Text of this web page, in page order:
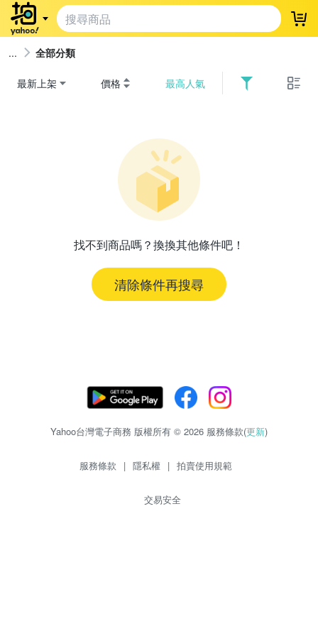
登
全部分類
最新上架 價格 最高人氣
找不到商品嗎？換換其他條件吧！
清除條件再搜尋
Yahoo台灣電子商務 版權所有 © 2026 服務條款(更新)
服務條款 | 隱私權 | 拍賣使用規範
交易安全